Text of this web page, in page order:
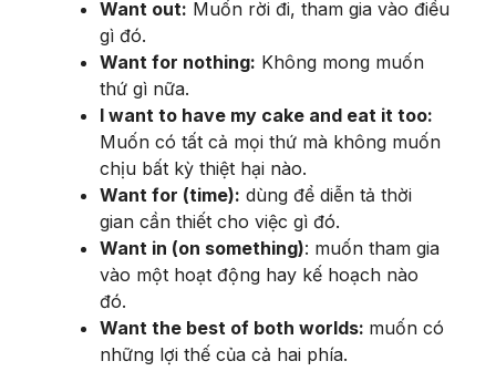
Want out: Muốn rời đi, tham gia vào điều
gì đó.
Want for nothing: Không mong muốn
thứ gì nữa.
I want to have my cake and eat it too:
Muốn có tất cả mọi thứ mà không muốn
chịu bất kỳ thiệt hại nào.
Want for (time): dùng để diễn tả thời
gian cần thiết cho việc gì đó.
Want in (on something): muốn tham gia
vào một hoạt động hay kế hoạch nào
đó.
Want the best of both worlds: muốn có
những lợi thế của cả hai phía.